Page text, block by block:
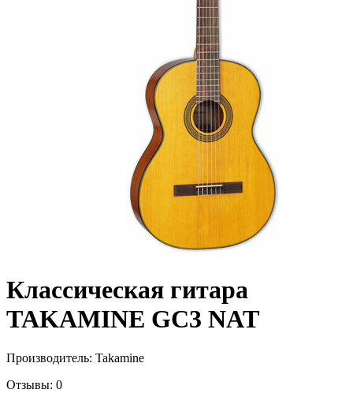
Классическая гитара
TAKAMINE GC3 NAT
Производитель: Takamine
Отзывы: 0